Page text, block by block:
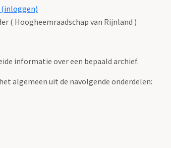
(inloggen)
( Hoogheemraadschap van Rijnland )
informatie over een bepaald archief.
algemeen uit de navolgende onderdelen: